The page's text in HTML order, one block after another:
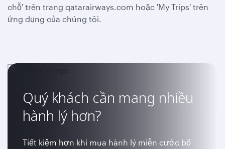
chỗ' trên trang qatarairways.com hoặc 'My Trips' trên
ứng dụng của chúng tôi.
Quý khách cần mang nhiều
hành lý hơn?
Tiết kiệm hơn khi mua hành lý miễn cước bổ